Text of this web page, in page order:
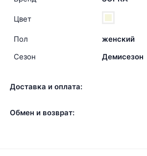
Цвет
Пол
женский
Сезон
Демисезон
Доставка и оплата:
Обмен и возврат: